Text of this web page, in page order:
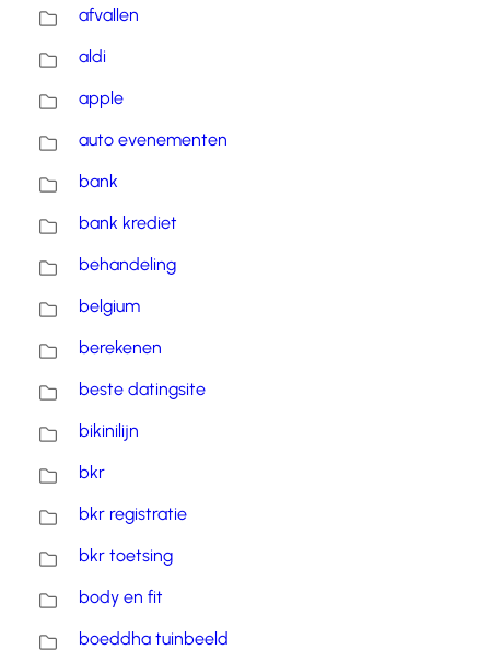
afvallen
aldi
apple
auto evenementen
bank
bank krediet
behandeling
belgium
berekenen
beste datingsite
bikinilijn
bkr
bkr registratie
bkr toetsing
body en fit
boeddha tuinbeeld